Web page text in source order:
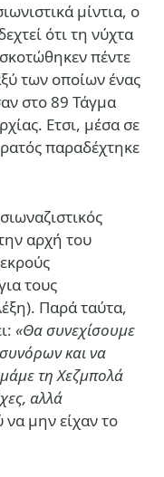
μίντια, ο
ότι τη νύχτα
πέντε
των οποίων ένας
στο 89 Τάγμα
Ετσι, μέσα σε
παραδέχτηκε
αρχή του
τους
Παρά ταύτα,
«Θα συνεχίσουμε
και να
τη Χεζμπολά
αλλά
να μην είχαν το